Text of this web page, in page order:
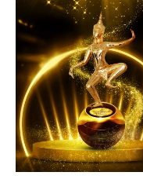
BOARD OF
DIRECTORS
MANAGEMENT
TEAM
ORGANIZATION
CHART
AWARDS